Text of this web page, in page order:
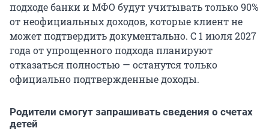
подходе банки и МФО будут учитывать только 90%
от неофициальных доходов, которые клиент не
может подтвердить документально. С 1 июля 2027
года от упрощенного подхода планируют
отказаться полностью — останутся только
официально подтвержденные доходы.
Родители смогут запрашивать сведения о счетах
детей